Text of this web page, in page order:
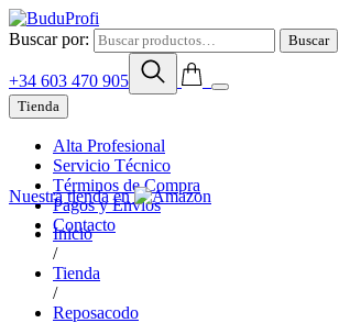
Buscar por: Buscar
+34 603 470 905
Tienda
Alta Profesional
Servicio Técnico
Términos de Compra
Pagos y Envíos
Contacto
Nuestra tienda en
Inicio
/
Tienda
/
Reposacodo